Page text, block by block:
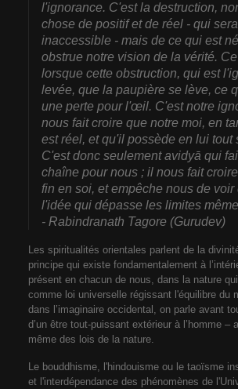
l'ignorance. C'est la destruction,
chose de positif et de réel - qui
inaccessible - mais de ce qui est
obstrue notre vision de la vérité.
lorsque cette obstruction, qui est
levée, que la paupière se lève, ce
une perte pour l'œil. C'est notre
nous fait croire que notre moi, en
est réel, et qu'il possède en lui tout
C'est donc seulement avidyā qui
chaîne pour nous ; il nous fait
fin en soi, et empêche nous de
l'idée qui dépasse les limites
- Rabindranath Tagore (Gurudev)
Les spiritualités orientales parlent de la
principe qui existe fondamentalement à
présent en chacun de nous, dans la nature
comme loi universelle régissant l'équilibre du
dans l’imaginaire occidental, on parle avant
d’un être tout-puissant extérieur à l’homme –
même des lois de la nature.
Le bouddhisme, l'hindouisme ou le taoïsme
et l'interdépendance des phénomènes de